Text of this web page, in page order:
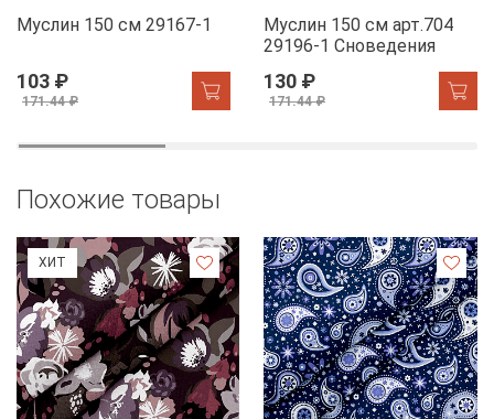
Муслин 150 см 29167-1
103 ₽
171.44 ₽
Муслин 150 см арт.704
29196-1 Сноведения
130 ₽
171.44 ₽
Похожие товары
ХИТ